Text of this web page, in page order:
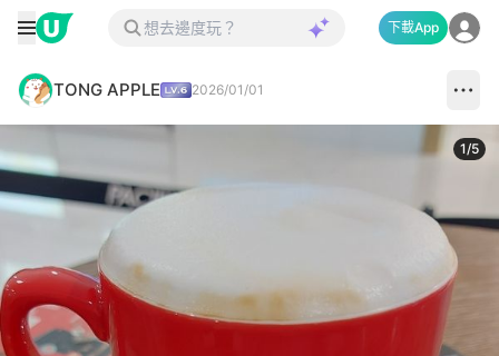
下載App
TONG APPLE 2026/01/01
1/5